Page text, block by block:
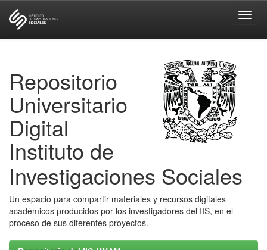
Repositorio
Universitario
Digital
Instituto de
Investigaciones Sociales
Un espacio para compartir materiales y recursos digitales
académicos producidos por los investigadores del IIS, en el
proceso de sus diferentes proyectos.